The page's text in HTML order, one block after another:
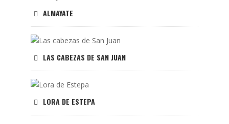
ALMAYATE
LAS CABEZAS DE SAN JUAN
LORA DE ESTEPA